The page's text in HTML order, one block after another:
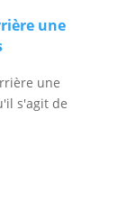
une
une
s'agit de